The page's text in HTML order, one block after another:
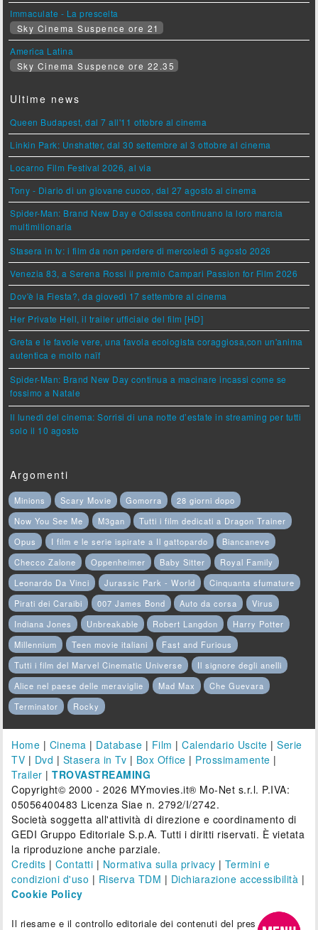
Immaculate - La prescelta
Sky Cinema Suspence ore 21
America Latina
Sky Cinema Suspence ore 22.35
Ultime news
Queen Budapest, dal 7 all'11 ottobre al cinema
Linkin Park: Unshatter, dal 30 settembre al 3 ottobre al cinema
Locarno Film Festival 2026, al via
Tony - Diario di un giovane cuoco, dal 27 agosto al cinema
Spider-Man: Brand New Day e Odissea continuano la loro marcia
multimilionaria
Stasera in tv: i film da non perdere di mercoledì 5 agosto 2026
Venezia 83, a Serena Rossi il premio Campari Passion for Film 2026
Dov'è la Fiesta?, da giovedì 17 settembre al cinema
Her Private Hell, il trailer ufficiale del film [HD]
Greta e le favole vere, una favola ecologista coraggiosa,con un'anima
autentica e molto naïf
Spider-Man: Brand New Day continua a macinare incassi come se
fossimo a Natale
Il lunedì del cinema: Sorrisi di una notte d’estate in streaming per tutti
solo il 10 agosto
Argomenti
Minions Scary Movie Gomorra
28 giorni dopo
Now You See Me
M3gan
Tutti i film dedicati a Dragon Trainer
Opus
I film e le serie ispirate a Il gattopardo
Biancaneve
Checco Zalone
Oppenheimer Baby Sitter
Royal Family
Leonardo Da Vinci
Jurassic Park - World
Cinquanta sfumature
Pirati dei Caraibi
007 James Bond Auto da corsa
Virus
Indiana Jones
Unbreakable Robert Langdon
Harry Potter
Millennium
Teen movie italiani
Fast and Furious
Tutti i film del Marvel Cinematic Universe
Il signore degli anelli
Alice nel paese delle meraviglie
Mad Max
Che Guevara
Terminator
Rocky
Home | Cinema | Database | Film |Calendario Uscite |Serie
TV | Dvd | Stasera in Tv | Box Office | Prossimamente |
Trailer |TROVASTREAMING
Copyright© 2000 - 2026 MYmovies.it® Mo-Net s.r.l. P.IVA:
05056400483 Licenza Siae n. 2792/I/2742.
Società soggetta all'attività di direzione e coordinamento di
GEDI Gruppo Editoriale S.p.A. Tutti i diritti riservati. È vietata
la riproduzione anche parziale.
Credits |Contatti | Normativa sulla privacy | Termini e
condizioni d'uso | Riserva TDM | Dichiarazione accessibilità |
Cookie Policy
Il riesame e il controllo editoriale dei contenuti del presente sito